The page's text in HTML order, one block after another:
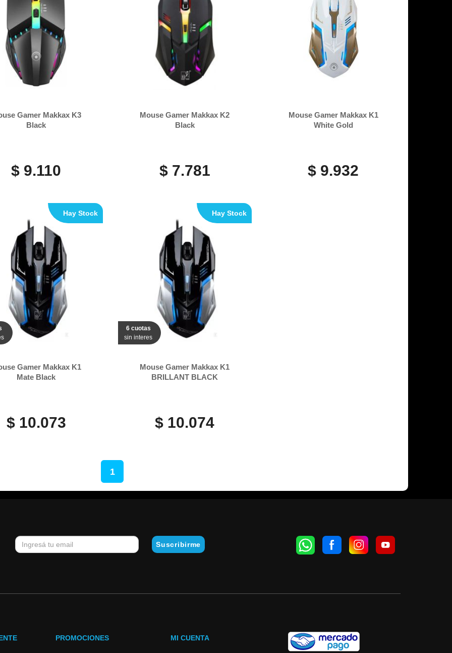
Gamer Makkax K3
Black
$ 9.110
Mouse Gamer Makkax K2
Black
$ 7.781
Mouse Gamer Makkax K1
White Gold
$ 9.932
Gamer Makkax K1
Mate Black
$ 10.073
Hay Stock
6 cuotas
sin interes
Mouse Gamer Makkax K1
BRILLANT BLACK
$ 10.074
Hay Stock
1
PROMOCIONES MI CUENTA